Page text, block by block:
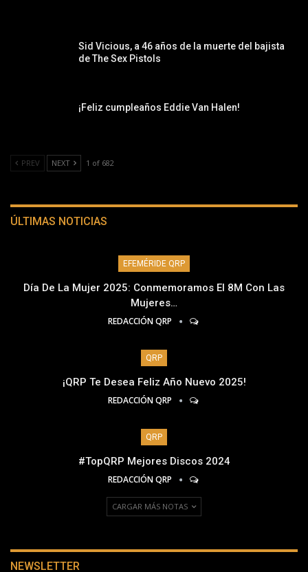
Sid Vicious, a 46 años de la muerte del bajista
de The Sex Pistols
¡Feliz cumpleaños Eddie Van Halen!
PREV NEXT 1 of 682
ÚLTIMAS NOTICIAS
EFEMÉRIDE QRP
Día De La Mujer 2025: Conmemoramos El 8M Con Las
Mujeres…
REDACCIÓN QRP
QRP
¡QRP Te Desea Feliz Año Nuevo 2025!
REDACCIÓN QRP
QRP
#TopQRP Mejores Discos 2024
REDACCIÓN QRP
CARGAR MÁS NOTAS
NEWSLETTER